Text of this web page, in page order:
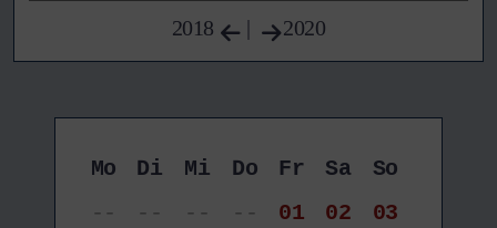
2018 | 2020
Mo Di Mi Do Fr Sa
So
--
-- -- -- 01 02
03